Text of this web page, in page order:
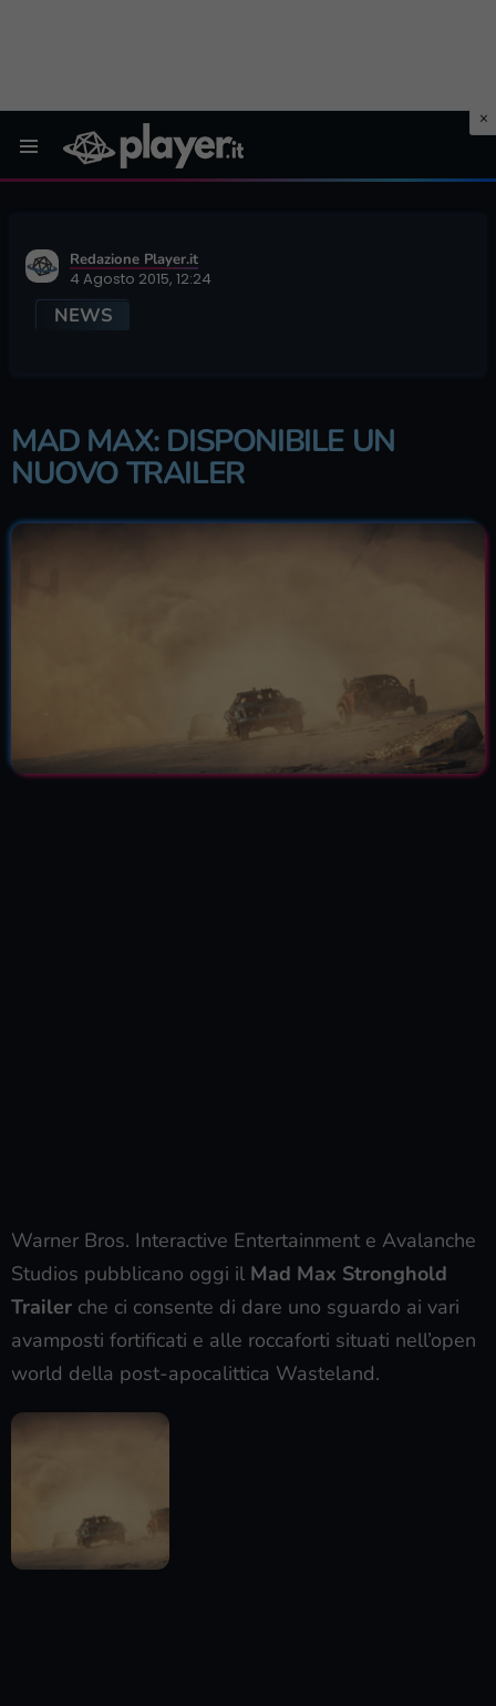
Redazione Player.it
4 Agosto 2015, 12:24
NEWS
MAD MAX: DISPONIBILE UN
NUOVO TRAILER
Warner Bros. Interactive Entertainment e Avalanche
Studios pubblicano oggi il Mad Max Stronghold
Trailer che ci consente di dare uno sguardo ai vari
avamposti fortificati e alle roccaforti situati nell’open
world della post-apocalittica Wasteland.